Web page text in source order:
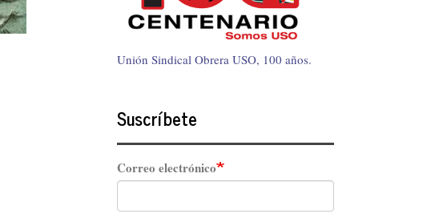
Unión Sindical Obrera USO, 100 años.
Suscríbete
Correo electrónico